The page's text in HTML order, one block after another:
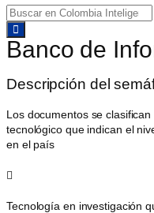
Banco de
Descripción del
Los documentos se
tecnológico que indican el
en el país
Tecnología en investigación